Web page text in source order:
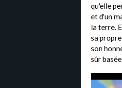
qu'elle
et d'un
la terre.
sa
son
sûr